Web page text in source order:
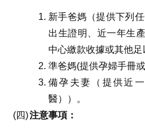
新手爸媽（提供下列
出生證明、近一年生
中心繳款收據或其他足
準爸媽(提供孕婦手冊
備孕夫妻（提供近
醫））。
注意事項：